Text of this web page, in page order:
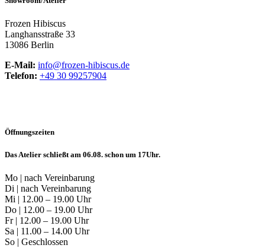
Frozen Hibiscus
Langhansstraße 33
13086 Berlin
E-Mail: info@frozen-hibiscus.de
Telefon: +49 30 99257904
Öffnungszeiten
Das Atelier schließt am 06.08. schon um 17Uhr.
Mo | nach Vereinbarung
Di | nach Vereinbarung
Mi | 12.00 – 19.00 Uhr
Do | 12.00 – 19.00 Uhr
Fr | 12.00 – 19.00 Uhr
Sa | 11.00 – 14.00 Uhr
So | Geschlossen